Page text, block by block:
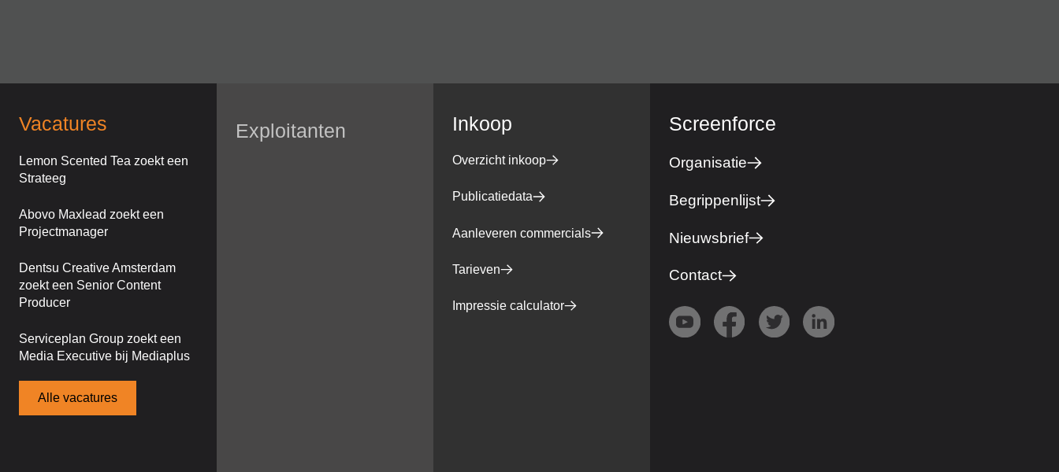
Vacatures
Lemon Scented Tea zoekt een
Strateeg
Abovo Maxlead zoekt een
Projectmanager
Dentsu Creative Amsterdam
zoekt een Senior Content
Producer
Serviceplan Group zoekt een
Media Executive bij Mediaplus
Alle vacatures
Exploitanten Inkoop
Overzicht inkoop
Publicatiedata
Aanleveren commercials
Tarieven
Impressie calculator
Screenforce
Organisatie
Begrippenlijst
Nieuwsbrief
Contact